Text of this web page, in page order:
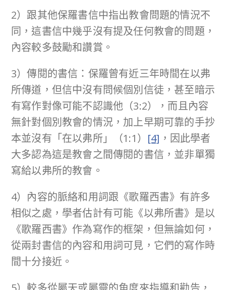
2）跟其他保羅書信中指出教會問題的情況不
同，這書信中幾乎沒有提及任何教會的問題，
內容較多鼓勵和讚賞。
3）傳閱的書信：保羅曾有近三年時間在以弗
所傳道，但信中沒有問候個別信徒，甚至暗示
有寫作對像可能不認識他（3:2），而且內容
無針對個別教會的情況，加上早期可靠的手抄
本並沒有「在以弗所」（1:1） [4] ，因此學者
大多認為這是教會之間傳閱的書信，並非單獨
寫給以弗所的教會。
4）內容的脈絡和用詞跟《歌羅西書》有許多
相似之處，學者估計有可能《以弗所書》是以
《歌羅西書》作為寫作的框架，但無論如何，
從兩封書信的內容和用詞可見，它們的寫作時
間十分接近。